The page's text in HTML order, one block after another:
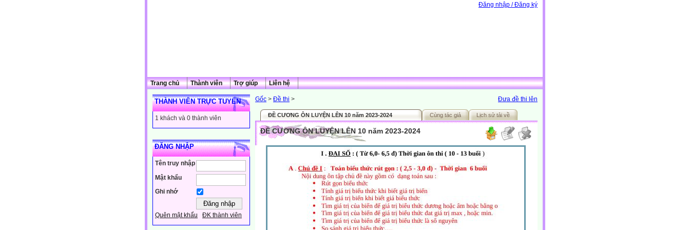
Đăng nhập / Đăng ký
Trang chủ Thành viên Trợ giúp Liên hệ
THÀNH VIÊN TRỰC TUYẾN
1 khách và 0 thành viên
ĐĂNG NHẬP
Tên truy nhập
Mật khẩu
Ghi nhớ
Quên mật khẩu ĐK thành viên
Đưa đề thi lên
Gốc > Đề thi >
ĐỀ CƯƠNG ÔN LUYỆN LÊN 10 năm 2023-2024 Cùng tác giả Lịch sử tải về
ĐỀ CƯƠNG ÔN LUYỆN LÊN 10 năm 2023-2024